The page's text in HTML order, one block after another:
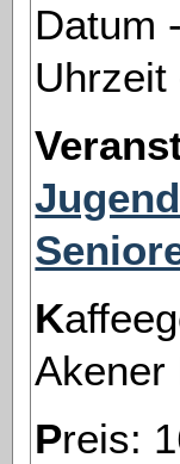
Datum
Uhrzeit
Kaffeegedeck, Musik und Programm vom
Akener
Preis: